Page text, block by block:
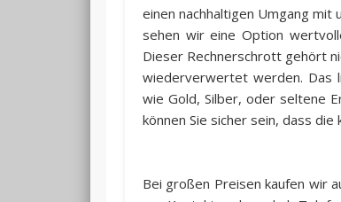
einen nachhaltigen Umgang
sehen wir eine Option
Dieser Rechnerschrott gehört
wiederverwertet werden. Das
wie Gold, Silber, oder seltene
können Sie sicher sein, dass
Bei großen Preisen kaufen wir